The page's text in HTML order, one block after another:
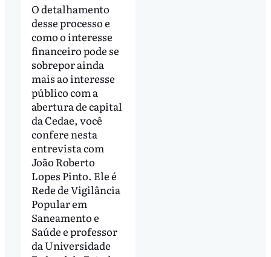
O detalhamento
desse processo e
como o interesse
financeiro pode se
sobrepor ainda
mais ao interesse
público com a
abertura de capital
da Cedae, você
confere nesta
entrevista com
João Roberto
Lopes Pinto. Ele é
Rede de Vigilância
Popular em
Saneamento e
Saúde e professor
da Universidade